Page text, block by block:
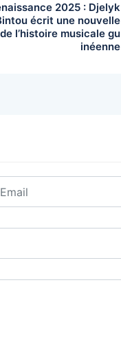
2025 : Djelyk
écrit une nouvelle
l’histoire musicale gu
inéenne